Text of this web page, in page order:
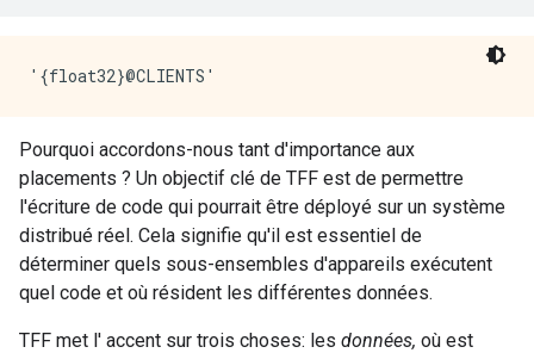
Pourquoi accordons-nous tant d'importance aux
placements ? Un objectif clé de TFF est de permettre
l'écriture de code qui pourrait être déployé sur un système
distribué réel. Cela signifie qu'il est essentiel de
déterminer quels sous-ensembles d'appareils exécutent
quel code et où résident les différentes données.
TFF met l' accent sur trois choses: les données, où est